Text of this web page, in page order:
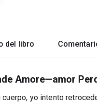
del libro
Amore—amor
yo intento